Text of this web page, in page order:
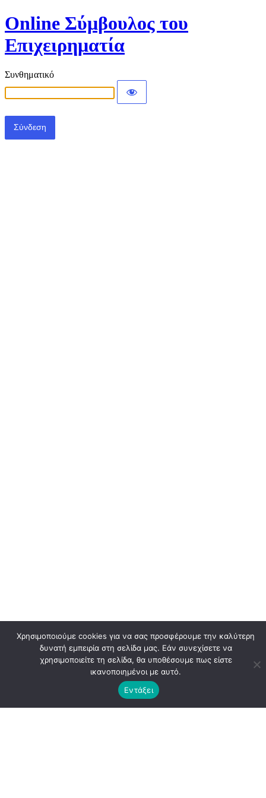
Online Σύμβουλος του
Επιχειρηματία
Συνθηματικό
Χρησιμοποιούμε cookies για να σας προσφέρουμε την καλύτερη
δυνατή εμπειρία στη σελίδα μας. Εάν συνεχίσετε να
χρησιμοποιείτε τη σελίδα, θα υποθέσουμε πως είστε
ικανοποιημένοι με αυτό.
Εντάξει